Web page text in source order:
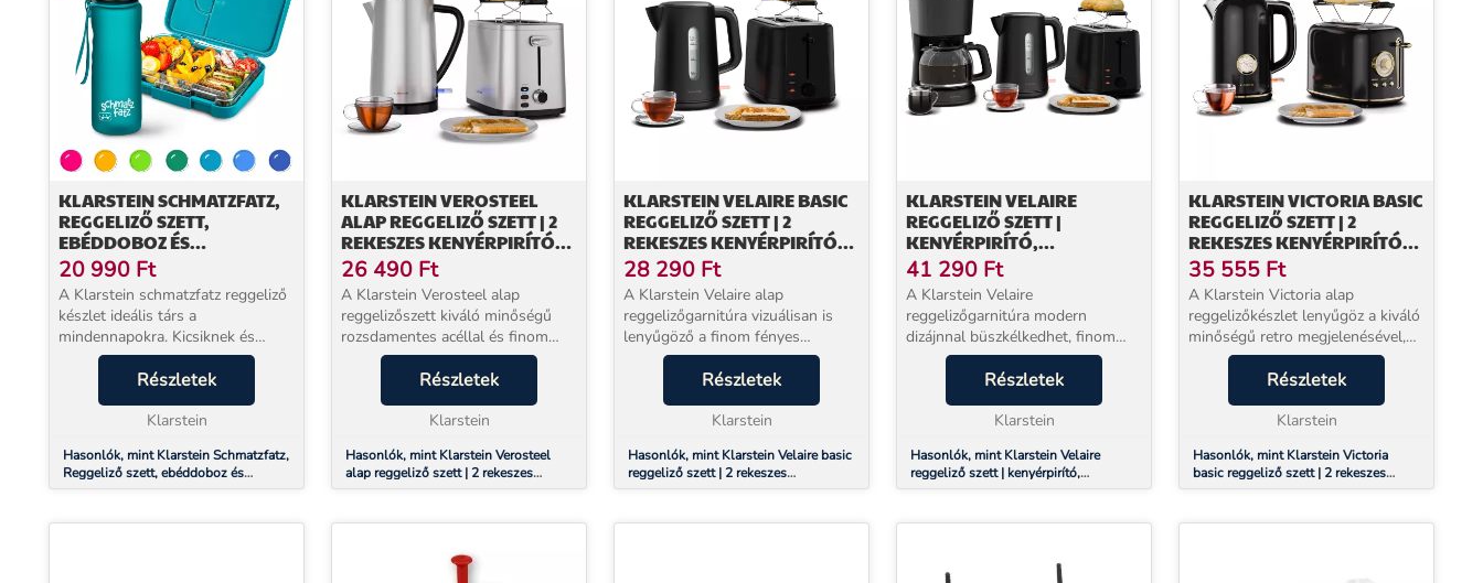
KLARSTEIN SCHMATZFATZ,
REGGELIZŐ SZETT,
EBÉDDOBOZ ÉS
IVÓPALACK, TRITAN,
SZOROS ZÁRÓRENDSZER,
BPA-MENTES
20 990 Ft
A Klarstein schmatzfatz reggeliző
készlet ideális társ a
mindennapokra. Kicsiknek és
nagyoknak: A praktikus készlet
uzsonnás dobozt és színben hozzá
mindig könnye...
Részletek
Klarstein
Hasonlók, mint Klarstein Schmatzfatz,
Reggeliző szett, ebéddoboz és
ivópalack, Tritan, szoros zárórendszer,
KLARSTEIN VEROSTEEL
ALAP REGGELIZŐ SZETT | 2
REKESZES KENYÉRPIRÍTÓ
ÉS VÍZFORRALÓ | 1,7 L
26 490 Ft
A Klarstein Verosteel alap
reggelizőszett kiváló minőségű
rozsdamentes acéllal és finom
fekete fényes elemekkel nyűgöz
le. Ezért zökkenőmentesen
illeszkedik a modern belső
terekbe. A Verosteel dizájns...
Részletek
Klarstein
Hasonlók, mint Klarstein Verosteel
alap reggeliző szett | 2 rekeszes
kenyérpirító és vízforraló | 1,7 l
KLARSTEIN VELAIRE BASIC
REGGELIZŐ SZETT | 2
REKESZES KENYÉRPIRÍTÓ
ÉS VÍZFORRALÓ | 800 W |
1,7 L
28 290 Ft
A Klarstein Velaire alap
reggelizőgarnitúra vizuálisan is
lenyűgöző a finom fényes
elemeknek és a modern dizájnnak
köszönhetően. Ezért
zökkenőmentesen illeszkedik a
modern belső terekbe. A Velaire
Részletek
Klarstein
Hasonlók, mint Klarstein Velaire basic
reggeliző szett | 2 rekeszes
kenyérpirító és vízforraló | 800 W | 1,7
KLARSTEIN VELAIRE
REGGELIZŐ SZETT |
KENYÉRPIRÍTÓ,
VÍZFORRALÓ ÉS KÁVÉFŐZŐ
| 800 W | 10 CSÉSZE | 1,7 L
41 290 Ft
A Klarstein Velaire
reggelizőgarnitúra modern
dizájnnal büszkélkedhet, finom
fényes elemekkel. Ezért
zökkenőmentesen illeszkedik a
modern belső terekbe. Ez a
reggelizőgarnitúra a Velaire design
Részletek
Klarstein
Hasonlók, mint Klarstein Velaire
reggeliző szett | kenyérpirító,
vízforraló és kávéfőző | 800 W | 10
KLARSTEIN VICTORIA BASIC
REGGELIZŐ SZETT | 2
REKESZES KENYÉRPIRÍTÓ
ÉS VÍZFORRALÓ
35 555 Ft
A Klarstein Victoria alap
reggelizőkészlet lenyűgöz a kiváló
minőségű retro megjelenésével,
fényes elemeivel és finom
aranyszínű részleteivel, ezért
zökkenőmentesen illeszkedik az
időtlenül kialakítot...
Részletek
Klarstein
Hasonlók, mint Klarstein Victoria
basic reggeliző szett | 2 rekeszes
kenyérpirító és vízforraló